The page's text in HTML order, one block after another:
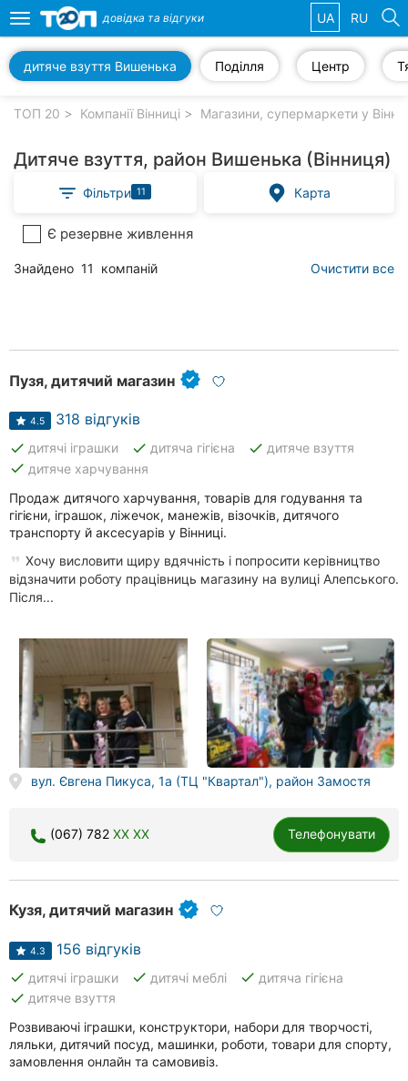
компанії
Приватні
Автошколи
Ресторани
Всі
рубрики
міста:
Вінниця
Житомир
Тернопіль
Рівне
Кропивницький
Київ
Харків
Запоріжжя
Дніпро
Toggle
navigation
довідка та відгуки UA RU
Поділля
дитяче взуття Вишенька Центр
ТОП 20 Компанії Вінниці Магазини, супермаркети у
Дитяче взуття, район Вишенька (Вінниця)
Фільтри 11 Карта
Є резервне живлення
Знайдено 11 компаній Очистити все
Пузя, дитячий магазин
4.5 318 відгуків
done дитячі іграшки done дитяча гігієна done дитяче взуття
done дитяче харчування
Продаж дитячого харчування, товарів для годування та
гігієни, іграшок, ліжечок, манежів, візочків, дитячого
транспорту й аксесуарів у Вінниці.
Хочу висловити щиру вдячність і попросити керівництво
відзначити роботу працівниць магазину на вулиці Алепського.
Після...
вул. Євгена Пикуса, 1а (ТЦ "Квартал"), район Замостя
(067) 782 XX XX Телефонувати
Кузя, дитячий магазин
4.3 156 відгуків
done дитячі іграшки done дитячі меблі done дитяча гігієна
done дитяче взуття
Розвиваючі іграшки, конструктори, набори для творчості,
ляльки, дитячий посуд, машинки, роботи, товари для спорту,
замовлення онлайн та самовивіз.